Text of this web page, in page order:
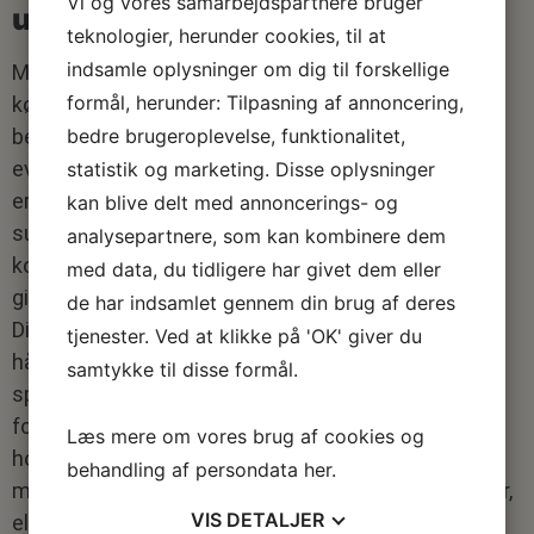
udførelse
Man kan læse sig til meget, men erfaring kan ikke
købes i et byggemarked. Den største værdi ved at
benytte professionelle håndværkere ligger i deres
evne til at forudse problemer, før de opstår. En
erfaren tømrer kan mærke på en bjælke, om den er
sund, og en VVS-installatør kan gennemskue
komplekse rørføringer i en etageejendom, som vil
give enhver amatør grå hår i hovedet.
Dialogen med fagmanden er her afgørende. En god
håndværker fungerer som din vigtigste rådgiver og
sparringspartner. De kan udfordre dine idéer og
foreslå løsninger, der er teknisk bedre eller mere
holdbare. Måske er den væg, du vil fjerne, faktisk
mere bærende, end de oprindelige tegninger antyder,
eller måske findes der en mere elegant måde at
teknologier, herunder cookies, til at
indsamle oplysninger om dig til forskellige
formål, herunder: Tilpasning af annoncering,
bedre brugeroplevelse, funktionalitet,
statistik og marketing. Disse oplysninger
kan blive delt med annoncerings- og
analysepartnere, som kan kombinere dem
med data, du tidligere har givet dem eller
de har indsamlet gennem din brug af deres
tjenester. Ved at klikke på 'OK' giver du
samtykke til disse formål.
Læs mere om vores brug af cookies og
behandling af persondata her.
VIS DETALJER